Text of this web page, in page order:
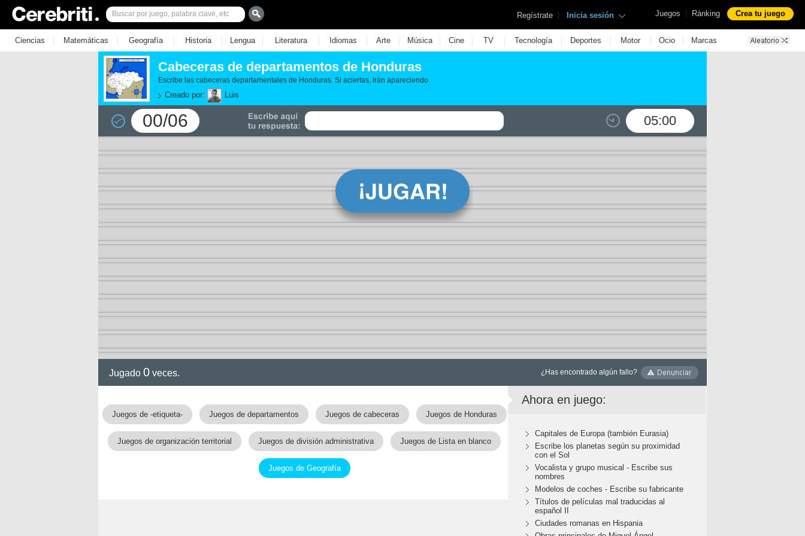
Juegos | Ránking Crea tu juego
Regístrate | Inicia sesión
Ciencias | Matemáticas | Geografía | Historia | Lengua | Literatura | Idiomas | Arte | Música | Cine | TV | Tecnología | Deportes | Motor | Ocio | Marcas
Cabeceras de departamentos de Honduras
Escribe las cabeceras departamentales de Honduras. Si aciertas, irán apareciendo
Creado por: Luis
00/06 05:00
Jugado 0 veces. ¿Has encontrado algún fallo?
Juegos de -etiqueta- Juegos de departamentos Juegos de cabeceras Juegos de Honduras
Juegos de organización territorial Juegos de división administrativa Juegos de Lista en blanco
Juegos de Geografía
Ahora en juego:
Capitales de Europa (también Eurasia)
Escribe los planetas según su proximidad
con el Sol
Vocalista y grupo musical - Escribe sus
nombres
Modelos de coches - Escribe su fabricante
Títulos de películas mal traducidas al
español II
Ciudades romanas en Hispania